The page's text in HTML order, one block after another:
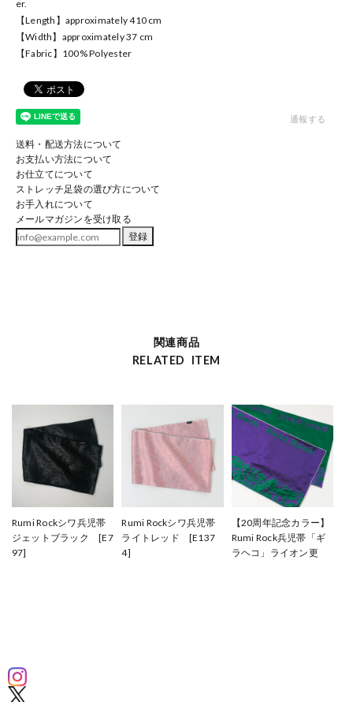
er.
【Length】approximately 410 cm
【Width】approximately 37 cm
【Fabric】100% Polyester
通報する
送料・配送方法について
お支払い方法について
お仕立てについて
ストレッチ足袋の選び方について
お手入れについて
メールマガジンを受け取る
登録
関連商品
RELATED ITEM
Rumi Rockシワ兵児帯
ジェットブラック [E7
97]
Rumi Rockシワ兵児帯
ライトレッド [E137
4]
【20周年記念カラー】
Rumi Rock兵児帯「ギ
ラヘコ」ライオン更